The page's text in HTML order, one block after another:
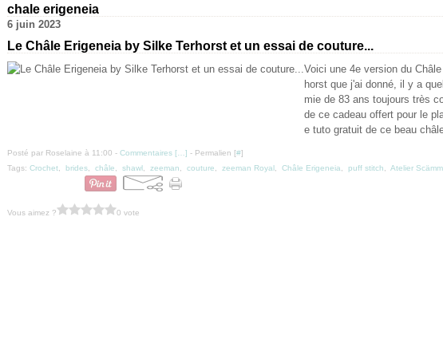
chale erigeneia
6 juin 2023
Le Châle Erigeneia by Silke Terhorst et un essai de couture...
Voici une 4e version du
horst que j'ai donné, il y a
mie de 83 ans toujours très
de ce cadeau offert pour le
e tuto gratuit de ce beau
Posté par Roselaine à 11:00 - Commentaires [ ] - Permalien [#]
Tags: Crochet brides châle shawl zeeman couture zeeman Royal Châle Erigeneia puff stitch Atelier
Vous aimez ? 0 vote